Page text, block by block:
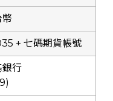
幣
+ 七碼期貨帳號
銀行